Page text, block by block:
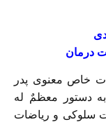
دردی
درمان
خاص معنوی پدر
دستور معظمٌ له
سلوکی و ریاضات